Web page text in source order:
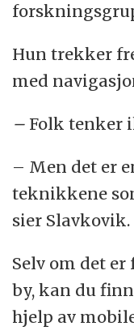
Hun trekker
med
– Folk tenker
– Men det er
teknikkene
sier Slavkovik.
Selv om det
by, kan du
hjelp av